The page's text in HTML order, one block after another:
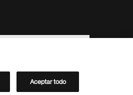
Directorio de Novartis
Aceptar todo